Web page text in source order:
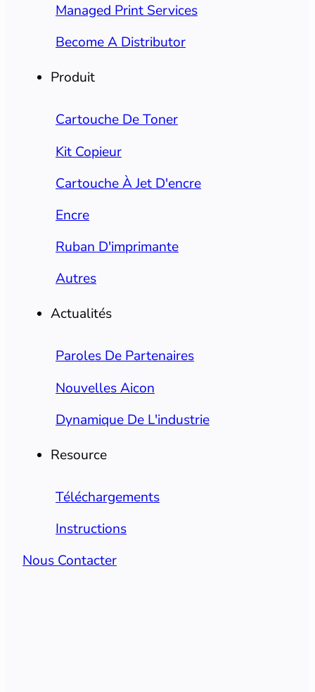
Managed Print Services
Become A Distributor
Produit
Cartouche De Toner
Kit Copieur
Cartouche À Jet D'encre
Encre
Ruban D'imprimante
Autres
Actualités
Paroles De Partenaires
Nouvelles Aicon
Dynamique De L'industrie
Resource
Téléchargements
Instructions
Nous Contacter